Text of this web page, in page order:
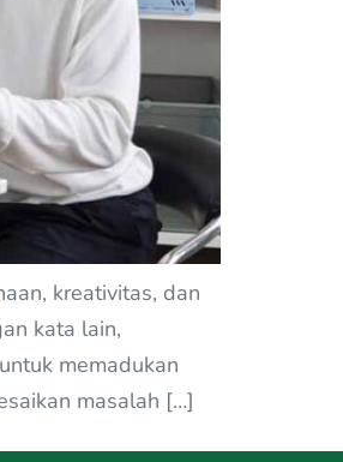
kreativitas, dan
kata lain,
memadukan
masalah […]